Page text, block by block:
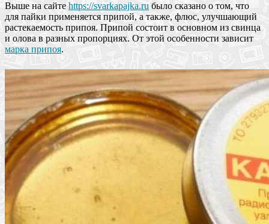
Выше на сайте https://svarkapajka.ru было сказано о том, что
для пайки применяется припой, а также, флюс, улучшающий
растекаемость припоя. Припой состоит в основном из свинца
и олова в разных пропорциях. От этой особенности зависит
марка припоя.